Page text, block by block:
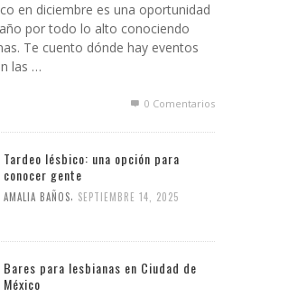
en diciembre es una oportunidad
por todo lo alto conociendo
Te cuento dónde hay eventos
las …
0 Comentarios
Tardeo lésbico: una opción para
conocer gente
AMALIA BAÑOS SEPTIEMBRE 14, 2025
Bares para lesbianas en Ciudad de
México